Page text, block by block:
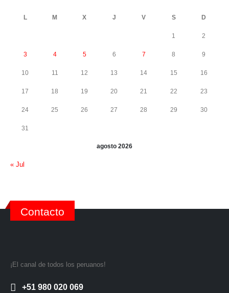
agosto 2026
L M X J V S D
1 2
3 4 5 6 7 8 9
10 11 12 13 14 15 16
17 18 19 20 21 22 23
24 25 26 27 28 29 30
31
« Jul
Contacto
¡El canal de todos los peruanos!
+51 980 020 069